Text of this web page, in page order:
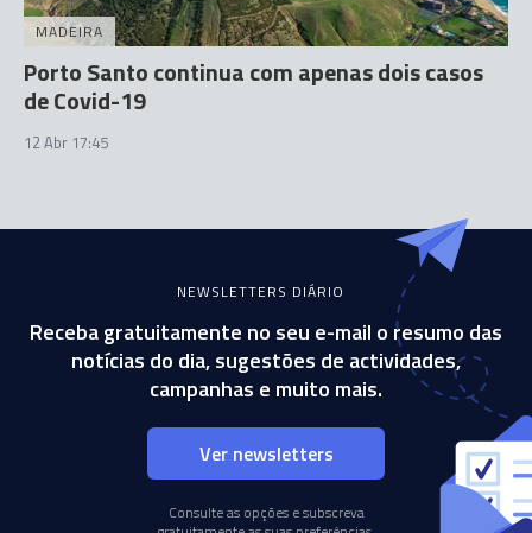
MADEIRA
Porto Santo continua com apenas dois casos
de Covid-19
12 Abr 17:45
NEWSLETTERS DIÁRIO
Receba gratuitamente no seu e-mail o resumo das
notícias do dia, sugestões de actividades,
campanhas e muito mais.
Ver newsletters
Consulte as opções e subscreva